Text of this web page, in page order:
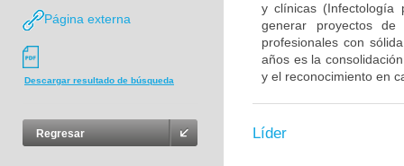
Página externa
Descargar resultado de búsqueda
Regresar
y clínicas (Infectología
generar proyectos
profesionales con
años es la
y el reconocimiento en
Líder